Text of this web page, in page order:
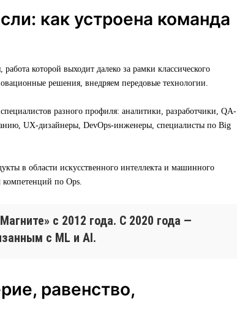
как устроена команда
которой выходит далеко за рамки классического
решения, внедряем передовые технологии.
разного профиля: аналитики, разработчики, QA-
UX-дизайнеры, DevOps-инженеры, специалисты по Big
в области искусственного интеллекта и машинного
по Ops.
с 2012 года. С 2020 года —
с ML и AI.
равенство,